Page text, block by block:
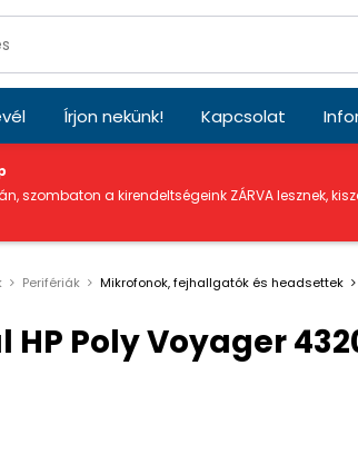
Írjon nekünk! Kapcsolat
szombaton a kirendeltségeink ZÁRVA lesznek,
Perifériák Mikrofonok, fejhallgatók és headsettek
Poly Voyager